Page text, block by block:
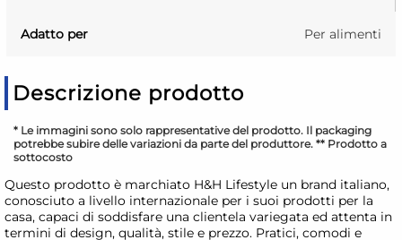
Adatto per Per alimenti
Descrizione prodotto
* Le immagini sono solo rappresentative del prodotto. Il packaging
potrebbe subire delle variazioni da parte del produttore. ** Prodotto a
sottocosto
Questo prodotto è marchiato H&H Lifestyle un brand italiano,
conosciuto a livello internazionale per i suoi prodotti per la
casa, capaci di soddisfare una clientela variegata ed attenta in
termini di design, qualità, stile e prezzo. Pratici, comodi e